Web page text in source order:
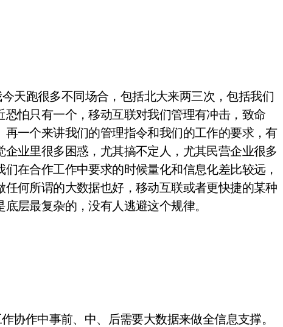
天跑很多不同场合，包括北大来两三次，包括我们
怕只有一个，移动互联对我们管理有冲击，致命
一个来讲我们的管理指令和我们的工作的要求，有
业里很多困惑，尤其搞不定人，尤其民营企业很多
在合作工作中要求的时候量化和信息化差比较远，
何所谓的大数据也好，移动互联或者更快捷的某种
层最复杂的，没有人逃避这个规律。
作中事前、中、后需要大数据来做全信息支撑。